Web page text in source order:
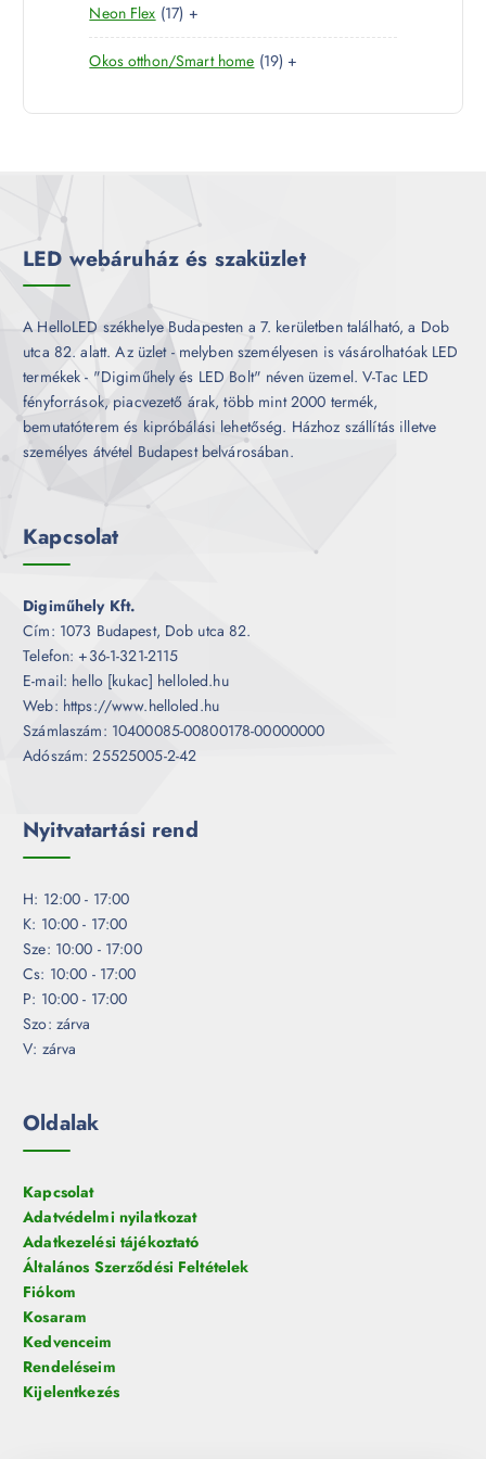
k
m
e
r
é
Neon Flex 171
7
t
r
+
Okos otthon/Smart home 191
t
+
LED webáruház és szaküzlet
A HelloLED székhelye Budapesten a 7. kerületben található, a Dob
utca 82. alatt. Az üzlet - melyben személyesen is vásárolhatóak LED
termékek - "Digiműhely és LED Bolt" néven üzemel. V-Tac LED
fényforrások, piacvezető árak, több mint 2000 termék,
bemutatóterem és kipróbálási lehetőség. Házhoz szállítás illetve
személyes átvétel Budapest belvárosában.
Kapcsolat
Digiműhely Kft.
Cím: 1073 Budapest, Dob utca 82.
Telefon: +36-1-321-2115
E-mail: hello [kukac] helloled.hu
Web: https://www.helloled.hu
Számlaszám: 10400085-00800178-00000000
Adószám: 25525005-2-42
Nyitvatartási rend
H: 12:00 - 17:00
K: 10:00 - 17:00
Sze: 10:00 - 17:00
Cs: 10:00 - 17:00
P: 10:00 - 17:00
Szo: zárva
V: zárva
Oldalak
Kapcsolat
Adatvédelmi nyilatkozat
Adatkezelési tájékoztató
Általános Szerződési Feltételek
Fiókom
Kosaram
Kedvenceim
Rendeléseim
Kijelentkezés